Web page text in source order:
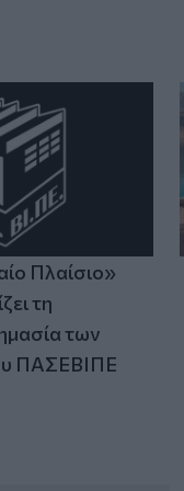
Πλαίσιο»
τη
των
ΠΑΣΕΒΙΠΕ